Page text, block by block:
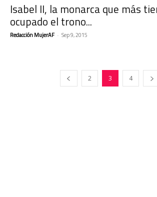
Isabel II, la monarca que más
ocupado el trono...
Redacción MujerAF - Sep 9, 2015
2 3 4